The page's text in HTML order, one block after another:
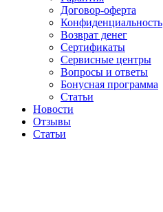
Договор-оферта
Конфиденциальность
Возврат денег
Сертификаты
Сервисные центры
Вопросы и ответы
Бонусная программа
Статьи
Новости
Отзывы
Статьи